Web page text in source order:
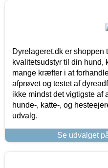
Dyrelageret.dk er shoppen
kvalitetsudstyr til din
mange kræfter i at
afprøvet og testet af
ikke mindst det vigtigste af
hunde-, katte-, og
udvalg.
Se udvalget